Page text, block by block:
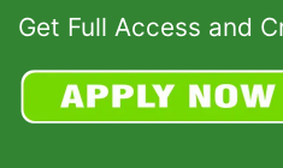
Get Full Access and